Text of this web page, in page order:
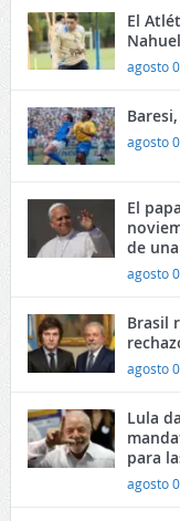
El
agosto
agosto
El
de
agosto
Brasil
agosto
Lula
para
agosto